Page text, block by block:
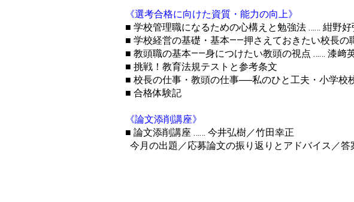
《選考合格に向けた資質・能力の向上》
■ 学校管理職になるための心構えと勉強法 …… 紺野好
■ 学校経営の基礎・基本――押さえておきたい校長の
■ 教頭職の基本――身につけたい教頭の視点 …… 漆﨑
■ 挑戦！教育法規テストと参考条文
■ 校長の仕事・教頭の仕事──私のひと工夫・小学校
■ 合格体験記
《論文添削講座》
■ 論文添削講座 …… 今井弘樹／竹田幸正
今月の出題／応募論文の振り返りとアドバイス／答